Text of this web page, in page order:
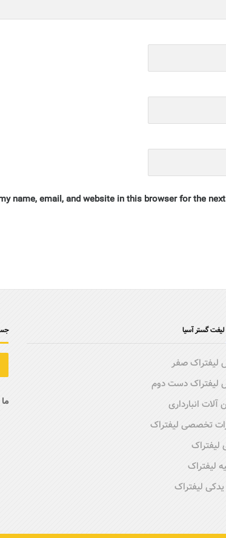
name, email, and website in this browser for the
گستر آسیا
لیفتراک صفر
لیفتراک دست دوم
آلات انبارداری
تخصصی لیفتراک
لیفتراک
لیفتراک
یدکی لیفتراک